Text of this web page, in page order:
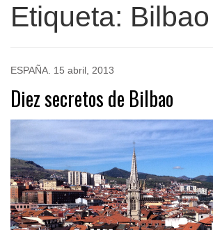
Etiqueta: Bilbao
ESPAÑA 15 abril, 2013
Diez secretos de Bilbao